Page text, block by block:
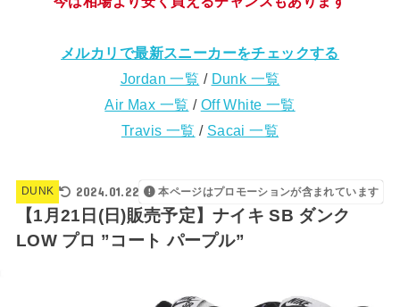
メルカリで最新スニーカーをチェックする
Jordan 一覧 / Dunk 一覧
Air Max 一覧 / Off White 一覧
Travis 一覧 / Sacai 一覧
DUNK 2024.01.22 本ページはプロモーションが含まれています
【1月21日(日)販売予定】ナイキ SB ダンク
LOW プロ ”コート パープル”